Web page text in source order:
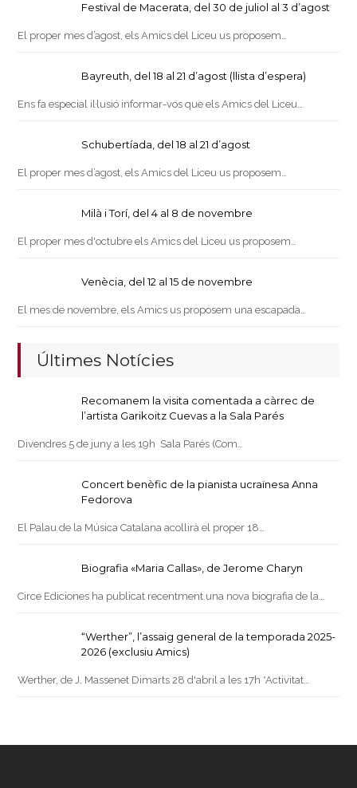
Festival de Macerata, del 30 de juliol al 3 d’agost
El proper mes d’agost, els Amics del Liceu us proposem…
Bayreuth, del 18 al 21 d’agost (llista d’espera)
Ens fa especial il·lusió informar-vos que els Amics del Liceu…
Schubertíada, del 18 al 21 d’agost
El proper mes d’agost, els Amics del Liceu us proposem…
Milà i Torí, del 4 al 8 de novembre
El proper mes d'octubre els Amics del Liceu us proposem…
Venècia, del 12 al 15 de novembre
El mes de novembre, els Amics us proposem una escapada…
Últimes Notícies
Recomanem la visita comentada a càrrec de
l’artista Garikoitz Cuevas a la Sala Parés
Divendres 5 de juny a les 19h Sala Parés (Com…
Concert benèfic de la pianista ucraïnesa Anna
Fedorova
El Palau de la Música Catalana acollirà el proper 18…
Biografia «Maria Callas», de Jerome Charyn
Circe Ediciones ha publicat recentment una nova biografia de la…
“Werther”, l’assaig general de la temporada 2025-
2026 (exclusiu Amics)
Werther, de J. Massenet Dimarts 28 d'abril a les 17h *Activitat…